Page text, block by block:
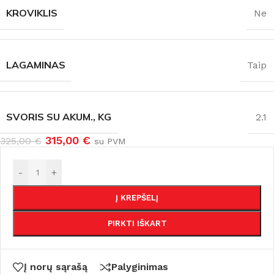
KROVIKLIS Ne
LAGAMINAS Taip
SVORIS SU AKUM., KG 2.1
325,00€ 315,00 € su PVM
- +
Į KREPŠELĮ
PIRKTI IŠKART
Į norų sąrašą Palyginimas